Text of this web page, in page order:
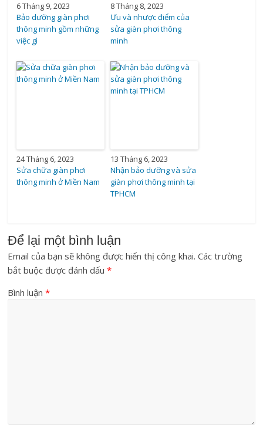
6 Tháng 9, 2023
Bảo dưỡng giàn phơi
thông minh gồm những
việc gì
8 Tháng 8, 2023
Ưu và nhược điểm của
sửa giàn phơi thông
minh
24 Tháng 6, 2023
Sửa chữa giàn phơi
thông minh ở Miền Nam
13 Tháng 6, 2023
Nhận bảo dưỡng và sửa
giàn phơi thông minh tại
TPHCM
Để lại một bình luận
Email của bạn sẽ không được hiển thị công khai. Các trường
bắt buộc được đánh dấu*
Bình luận*